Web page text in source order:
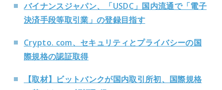
バイナンスジャパン、「USDC」国内流通で「電子
決済手段等取引業」の登録目指す
Crypto. com、セキュリティとプライバシーの国
際規格の認証取得
【取材】ビットバンクが国内取引所初、国際規格